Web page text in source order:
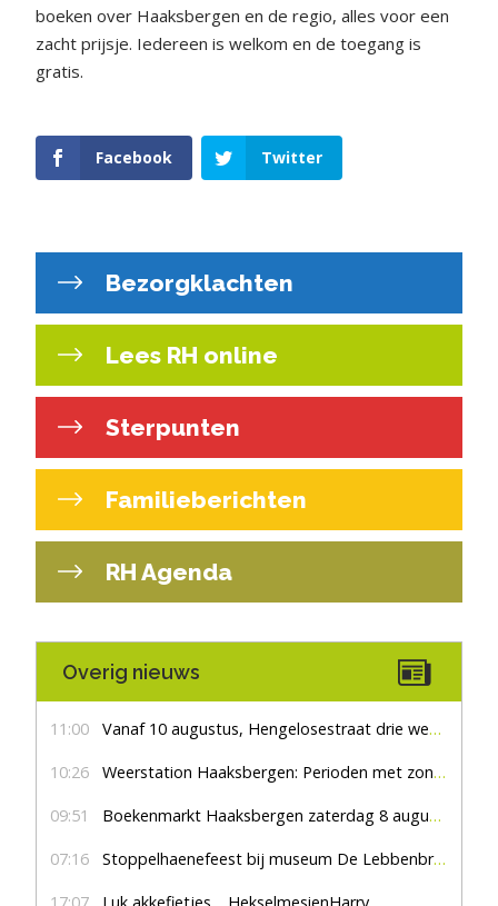
boeken over Haaksbergen en de regio, alles voor een
zacht prijsje. Iedereen is welkom en de toegang is
gratis.
Facebook Twitter
Bezorgklachten
Lees RH online
Sterpunten
Familieberichten
RH Agenda
Overig nieuws
11:00 Vanaf 10 augustus, Hengelosestraat drie weken dicht voor doorgaand verkeer
10:26 Weerstation Haaksbergen: Perioden met zon en droog
09:51 Boekenmarkt Haaksbergen zaterdag 8 augustus, marktplein Haaksbergen
07:16 Stoppelhaenefeest bij museum De Lebbenbrugge
17:07 Luk akkefietjes… HekselmesienHarry